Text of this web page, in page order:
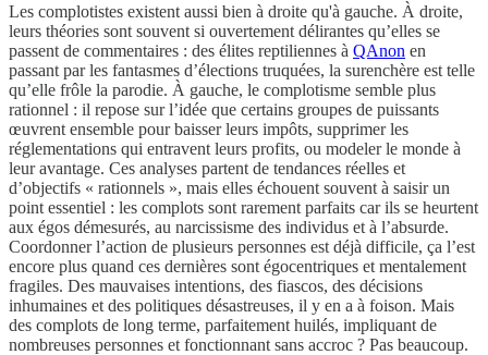
Les complotistes existent aussi bien à droite qu'à gauche. À droite,
leurs théories sont souvent si ouvertement délirantes qu’elles se
passent de commentaires : des élites reptiliennes à QAnon en
passant par les fantasmes d’élections truquées, la surenchère est telle
qu’elle frôle la parodie. À gauche, le complotisme semble plus
rationnel : il repose sur l’idée que certains groupes de puissants
œuvrent ensemble pour baisser leurs impôts, supprimer les
réglementations qui entravent leurs profits, ou modeler le monde à
leur avantage. Ces analyses partent de tendances réelles et
d’objectifs « rationnels », mais elles échouent souvent à saisir un
point essentiel : les complots sont rarement parfaits car ils se heurtent
aux égos démesurés, au narcissisme des individus et à l’absurde.
Coordonner l’action de plusieurs personnes est déjà difficile, ça l’est
encore plus quand ces dernières sont égocentriques et mentalement
fragiles. Des mauvaises intentions, des fiascos, des décisions
inhumaines et des politiques désastreuses, il y en a à foison. Mais
des complots de long terme, parfaitement huilés, impliquant de
nombreuses personnes et fonctionnant sans accroc ? Pas beaucoup.